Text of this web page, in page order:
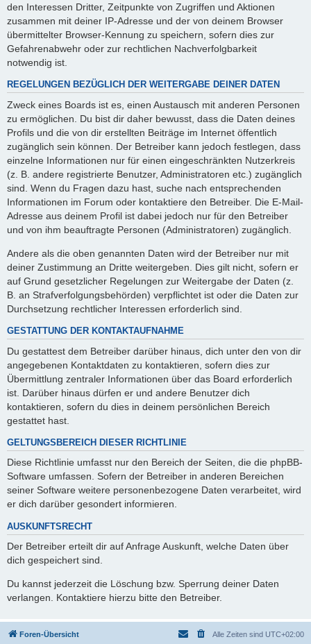
den Interessen Dritter, Zeitpunkte von Zugriffen und Aktionen
zusammen mit deiner IP-Adresse und der von deinem Browser
übermittelter Browser-Kennung zu speichern, sofern dies zur
Gefahrenabwehr oder zur rechtlichen Nachverfolgbarkeit
notwendig ist.
REGELUNGEN BEZÜGLICH DER WEITERGABE DEINER DATEN
Zweck eines Boards ist es, einen Austausch mit anderen Personen
zu ermöglichen. Du bist dir daher bewusst, dass die Daten deines
Profils und die von dir erstellten Beiträge im Internet öffentlich
zugänglich sein können. Der Betreiber kann jedoch festlegen, dass
einzelne Informationen nur für einen eingeschränkten Nutzerkreis
(z. B. andere registrierte Benutzer, Administratoren etc.) zugänglich
sind. Wenn du Fragen dazu hast, suche nach entsprechenden
Informationen im Forum oder kontaktiere den Betreiber. Die E-Mail-
Adresse aus deinem Profil ist dabei jedoch nur für den Betreiber
und von ihm beauftragte Personen (Administratoren) zugänglich.
Andere als die oben genannten Daten wird der Betreiber nur mit
deiner Zustimmung an Dritte weitergeben. Dies gilt nicht, sofern er
auf Grund gesetzlicher Regelungen zur Weitergabe der Daten (z.
B. an Strafverfolgungsbehörden) verpflichtet ist oder die Daten zur
Durchsetzung rechtlicher Interessen erforderlich sind.
GESTATTUNG DER KONTAKTAUFNAHME
Du gestattest dem Betreiber darüber hinaus, dich unter den von dir
angegebenen Kontaktdaten zu kontaktieren, sofern dies zur
Übermittlung zentraler Informationen über das Board erforderlich
ist. Darüber hinaus dürfen er und andere Benutzer dich
kontaktieren, sofern du dies in deinem persönlichen Bereich
gestattet hast.
GELTUNGSBEREICH DIESER RICHTLINIE
Diese Richtlinie umfasst nur den Bereich der Seiten, die die phpBB-
Software umfassen. Sofern der Betreiber in anderen Bereichen
seiner Software weitere personenbezogene Daten verarbeitet, wird
er dich darüber gesondert informieren.
AUSKUNFTSRECHT
Der Betreiber erteilt dir auf Anfrage Auskunft, welche Daten über
dich gespeichert sind.
Du kannst jederzeit die Löschung bzw. Sperrung deiner Daten
verlangen. Kontaktiere hierzu bitte den Betreiber.
Foren-Übersicht Alle Zeiten sind UTC+02:00